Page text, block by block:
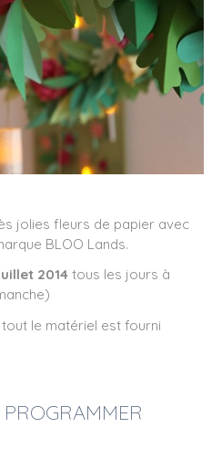
jolies fleurs de papier avec
BLOO Lands.
2014 tous les jours à
le matériel est fourni